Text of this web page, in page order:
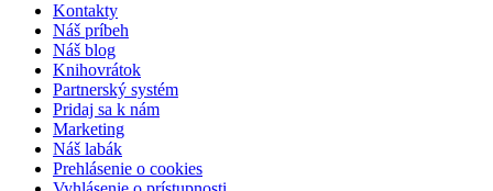
Kontakty
Náš príbeh
Náš blog
Knihovrátok
Partnerský systém
Pridaj sa k nám
Marketing
Náš labák
Prehlásenie o cookies